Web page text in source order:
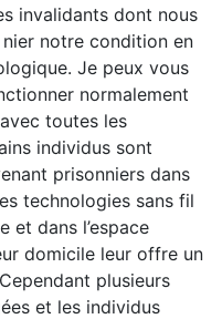
invalidants dont nous
nier notre condition en
Je peux vous
normalement
toutes les
individus sont
prisonniers dans
technologies sans fil
et dans l’espace
domicile leur offre un
plusieurs
et les individus